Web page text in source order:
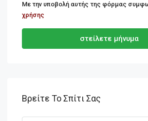
Με την υποβολή αυτής της φόρμας
χρήσης
στείλετε μήνυμα
Βρείτε Το Σπίτι Σας